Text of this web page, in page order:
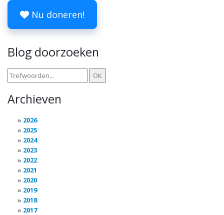
Nu doneren!
Blog doorzoeken
Archieven
2026
2025
2024
2023
2022
2021
2020
2019
2018
2017